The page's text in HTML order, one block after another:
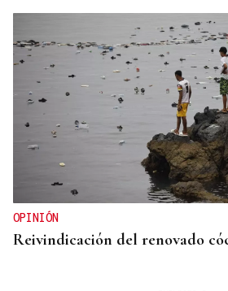
OPINIÓN
Reivindicación del renovado